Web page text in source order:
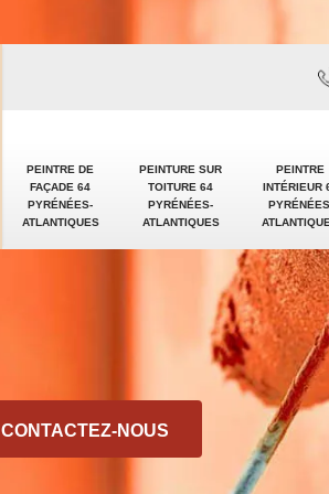
PEINTRE DE
FAÇADE 64
PYRÉNÉES-
ATLANTIQUES
PEINTURE SUR
TOITURE 64
PYRÉNÉES-
ATLANTIQUES
PEINTRE
INTÉRIEUR
CONTACTEZ-NOUS